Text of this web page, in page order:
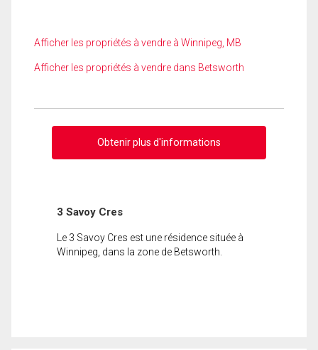
Afficher les propriétés à vendre à Winnipeg, MB
Afficher les propriétés à vendre dans Betsworth
Obtenir plus d'informations
3 Savoy Cres
Le 3 Savoy Cres est une résidence située à
Winnipeg, dans la zone de Betsworth.